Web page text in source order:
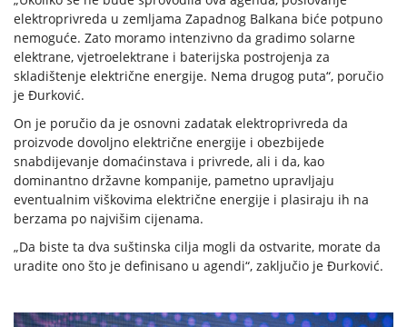
elektroprivreda u zemljama Zapadnog Balkana biće potpuno
nemoguće. Zato moramo intenzivno da gradimo solarne
elektrane, vjetroelektrane i baterijska postrojenja za
skladištenje električne energije. Nema drugog puta“, poručio
je Đurković.
On je poručio da je osnovni zadatak elektroprivreda da
proizvode dovoljno električne energije i obezbijede
snabdijevanje domaćinstava i privrede, ali i da, kao
dominantno državne kompanije, pametno upravljaju
eventualnim viškovima električne energije i plasiraju ih na
berzama po najvišim cijenama.
„Da biste ta dva suštinska cilja mogli da ostvarite, morate da
uradite ono što je definisano u agendi“, zaključio je Đurković.